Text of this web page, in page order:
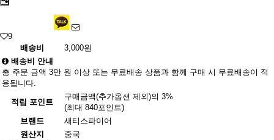
9
배송비
3,000원
배송비 안내
총 주문 금액 3만 원 이상 또는 무료배송 상품과 함께 구매 시 무료배송이 적
용됩니다.
적립 포인트
구매금액(추가옵션 제외)의 3%
(최대 840포인트)
브랜드
새티스파이어
원산지
중국